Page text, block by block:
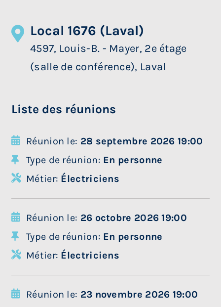
Local 1676 (Laval)
4597, Louis-B. - Mayer, 2e étage
(salle de conférence), Laval
Liste des réunions
Réunion le: 28 septembre 2026 19:00
Type de réunion: En personne
Métier: Électriciens
Réunion le: 26 octobre 2026 19:00
Type de réunion: En personne
Métier: Électriciens
Réunion le: 23 novembre 2026 19:00